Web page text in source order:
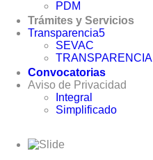
PDM
Trámites y Servicios
Transparencia5
SEVAC
TRANSPARENCIA
Convocatorias
Aviso de Privacidad
Integral
Simplificado